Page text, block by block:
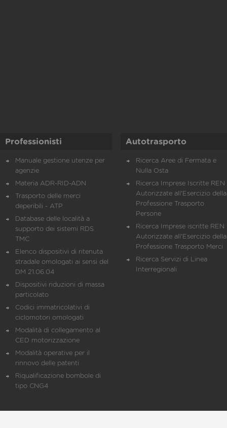
Professionisti
Manuale gestione utenze per
agenzie
Materia ADR-RID-ADN
Trasporto delle merci
deperibili - ATP
Database delle località a
supporto dei sistemi RDS
TMC
Elenco dispositivi di ritenuta
stradale omologati ai sensi del
DM 21.06.04
Dispositivi riduzioni di massa
particolato
Codici immatricolativi di
ciclomotori omologati
Modalità di collegamento al
CED motorizzazione
Modalità operative per il
rinnovo delle patenti
Riqualificazione bombole di
tipo CNG4
Autotrasporto
Ricerca Aree di Fermata e
Nulla Osta
Ricerca Imprese Iscritte REN
Autorizzate all'Esercizio della
Professione Trasporto
Persone
Ricerca Imprese iscritte REN
Autorizzate all'Esercizio della
Professione Trasporto Merci
Ricerca Servizi di Linea
Interregionali